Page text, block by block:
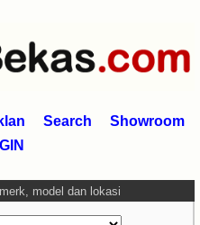
Search
Showroom
model dan lokasi